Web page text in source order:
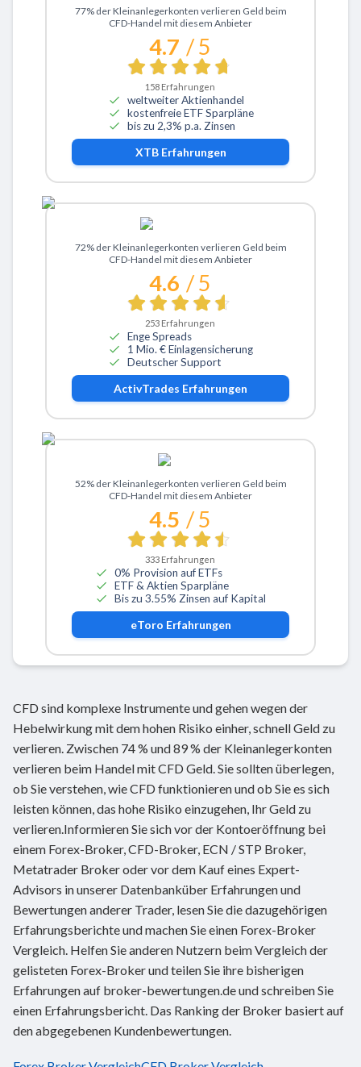
Zu XTB
77% der Kleinanlegerkonten verlieren Geld beim
CFD-Handel mit diesem Anbieter
4.7 / 5
158 Erfahrungen
weltweiter Aktienhandel
kostenfreie ETF Sparpläne
bis zu 2,3% p.a. Zinsen
XTBErfahrungen
Zu ActivTrades
72% der Kleinanlegerkonten verlieren Geld beim
CFD-Handel mit diesem Anbieter
4.6 / 5
253 Erfahrungen
Enge Spreads
1 Mio. € Einlagensicherung
Deutscher Support
ActivTrades Erfahrungen
Zu eToro
52% der Kleinanlegerkonten verlieren Geld beim
CFD-Handel mit diesem Anbieter
4.5 / 5
333 Erfahrungen
0% Provision auf ETFs
ETF & Aktien Sparpläne
Bis zu 3.55% Zinsen auf Kapital
eToro Erfahrungen
CFD sind komplexe Instrumente und gehen wegen der
Hebelwirkung mit dem hohen Risiko einher, schnell Geld zu
verlieren. Zwischen 74 % und 89 % der Kleinanlegerkonten
verlieren beim Handel mit CFD Geld. Sie sollten überlegen,
ob Sie verstehen, wie CFD funktionieren und ob Sie es sich
leisten können, das hohe Risiko einzugehen, Ihr Geld zu
verlieren.Informieren Sie sich vor der Kontoeröffnung bei
einem Forex-Broker, CFD-Broker, ECN / STP Broker,
Metatrader Broker oder vor dem Kauf eines Expert-
Advisors in unserer Datenbanküber Erfahrungen und
Bewertungen anderer Trader, lesen Sie die dazugehörigen
Erfahrungsberichte und machen Sie einen Forex-Broker
Vergleich. Helfen Sie anderen Nutzern beim Vergleich der
gelisteten Forex-Broker und teilen Sie ihre bisherigen
Erfahrungen auf broker-bewertungen.de und schreiben Sie
einen Erfahrungsbericht. Das Ranking der Broker basiert auf
den abgegebenen Kundenbewertungen.